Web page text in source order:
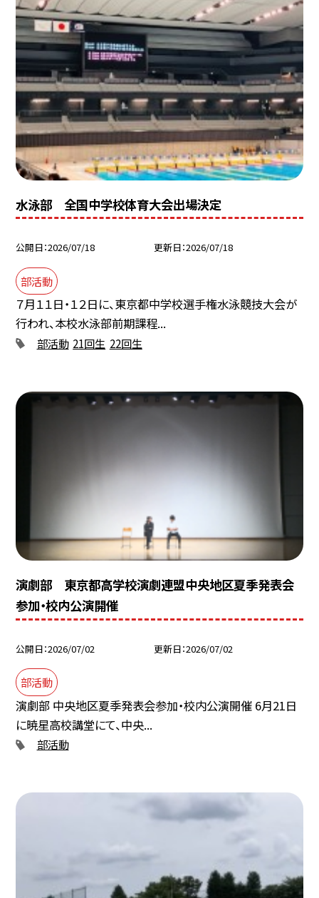
水泳部 全国中学校体育大会出場決定
公開日 2026/07/18 更新日 2026/07/18
部活動
７月１１日・１２日に、東京都中学校選手権水泳競技大会が
行われ、本校水泳部前期課程...
部活動 21回生 22回生
演劇部 東京都高学校演劇連盟中央地区夏季発表会
参加・校内公演開催
公開日 2026/07/02 更新日 2026/07/02
部活動
演劇部 中央地区夏季発表会参加・校内公演開催 6月21日
に暁星高校講堂にて、中央...
部活動